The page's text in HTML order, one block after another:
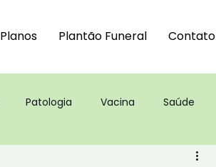
Planos Plantão Funeral Contato
Patologia Vacina Saúde